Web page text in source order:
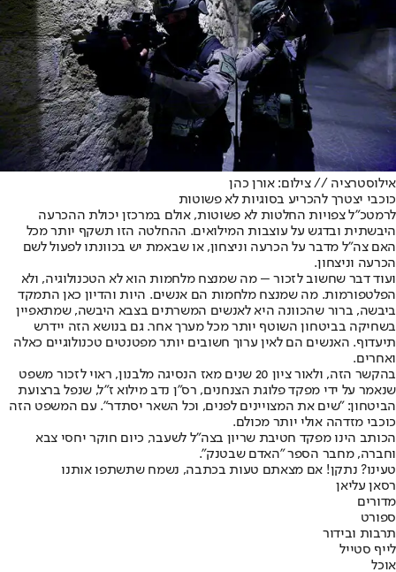
אילוסטרציה // צילום: אורן כהן
כוכבי יצטרך להכריע בסוגיות לא פשוטות
לרמטכ"ל צפויות החלטות לא פשוטות, אולם במרכזן יכולת ההכרעה
היבשתית ובדגש על עוצבות המילואים. ההחלטה הזו תשקף יותר מכל
האם צה"ל מדבר על הכרעה וניצחון, או שבאמת יש בכוונתו לפעול לשם
הכרעה וניצחון.
ועוד דבר שחשוב לזכור – מה שמנצח מלחמות הוא לא הטכנולוגיה, ולא
הפלטפורמות. מה שמנצח מלחמות הם אנשים. היות והדיון כאן התמקד
ביבשה, ברור שהכוונה היא לאנשים המשרתים בצבא היבשה, שמתאפיין
בשחיקה בביטחון השוטף יותר מכל מערך אחר. גם בנושא הזה יידרש
תיעדוף. האנשים הם לאין ערוך חשובים יותר מפטנטים טכנולוגיים כאלה
ואחרים.
בהקשר הזה, ולאור ציון 20 שנים מאז הנסיגה מלבנון, ראוי לזכור משפט
שנאמר על ידי מפקד פלוגת הצנחנים, רס"ן נדב מילוא ז"ל, שנפל ברצועת
הביטחון: "שים את המצויינים לפנים, וכל השאר יסתדר". עם המשפט הזה
כוכבי מזדהה אולי יותר מכולם.
הכותב הינו מפקד חטיבת שריון בצה"ל לשעבר, כיום חוקר יחסי צבא
וחברה, מחבר הספר "האדם שבטנק".
טעינו? נתקן! אם מצאתם טעות בכתבה, נשמח שתשתפו אותנו
רסאן עליאן
מדורים
ספורט
תרבות ובידור
לייף סטייל
אוכל